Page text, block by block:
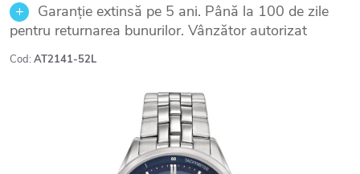
Garanție extinsă pe 5 ani. Până la 100 de zile
pentru returnarea bunurilor. Vânzător autorizat
Cod: AT2141-52L